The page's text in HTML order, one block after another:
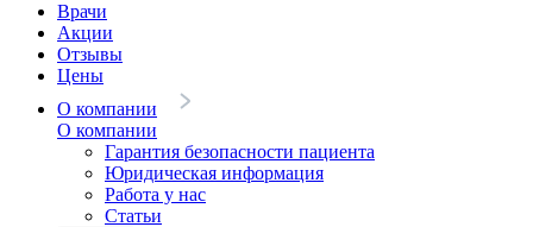
Врачи
Акции
Отзывы
Цены
О компании
О компании
Гарантия безопасности пациента
Юридическая информация
Работа у нас
Статьи